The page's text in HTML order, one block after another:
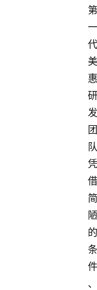
第
一
代
美
惠
研
发
团
队
凭
借
简
陋
的
条
件
、